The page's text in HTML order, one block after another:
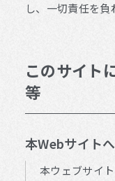
し、一切責任を負
このサイト
等
本Webサイト
本ウェブサイ